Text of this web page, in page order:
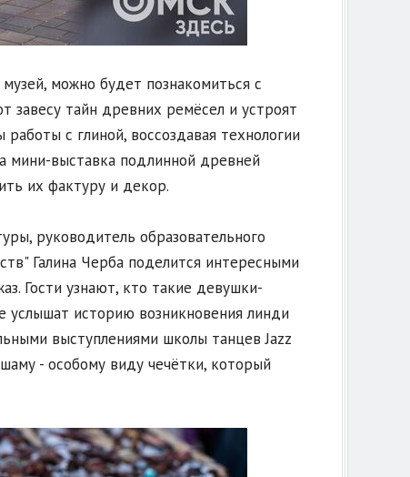
можно будет познакомиться с
завесу тайн древних ремёсел и устроят
с глиной, воссоздавая технологии
мини-выставка подлинной древней
их фактуру и декор.
руководитель образовательного
Галина Черба поделится интересными
Гости узнают, кто такие девушки-
услышат историю возникновения линди
выступлениями школы танцев Jazz
- особому виду чечётки, который